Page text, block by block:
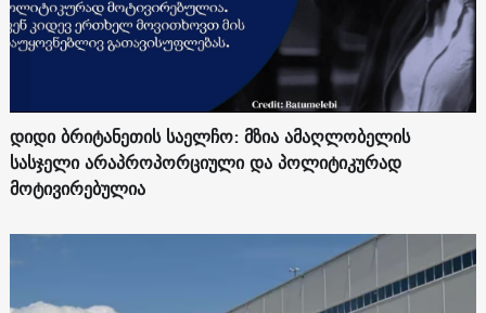
დიდი ბრიტანეთის საელჩო: მზია ამაღლობელის
სასჯელი არაპროპორციული და პოლიტიკურად
მოტივირებულია